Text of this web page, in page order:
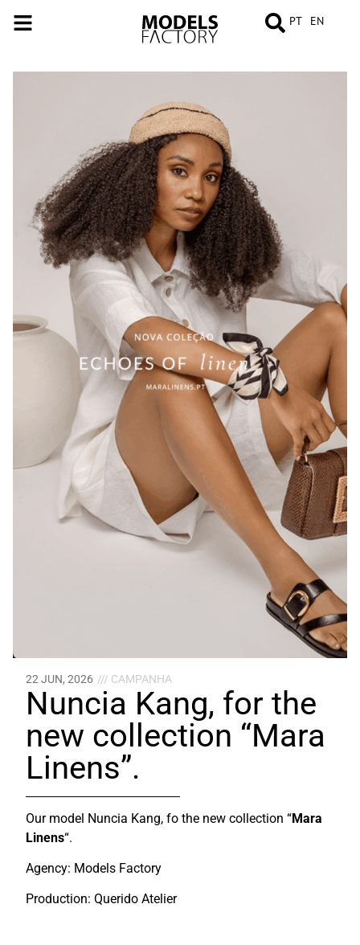
PT EN
22 JUN, 2026 /// CAMPANHA
Nuncia Kang, for the
new collection “Mara
Linens”.
Our model Nuncia Kang, fo the new collection “Mara
Linens“.
Agency: Models Factory
Production: Querido Atelier